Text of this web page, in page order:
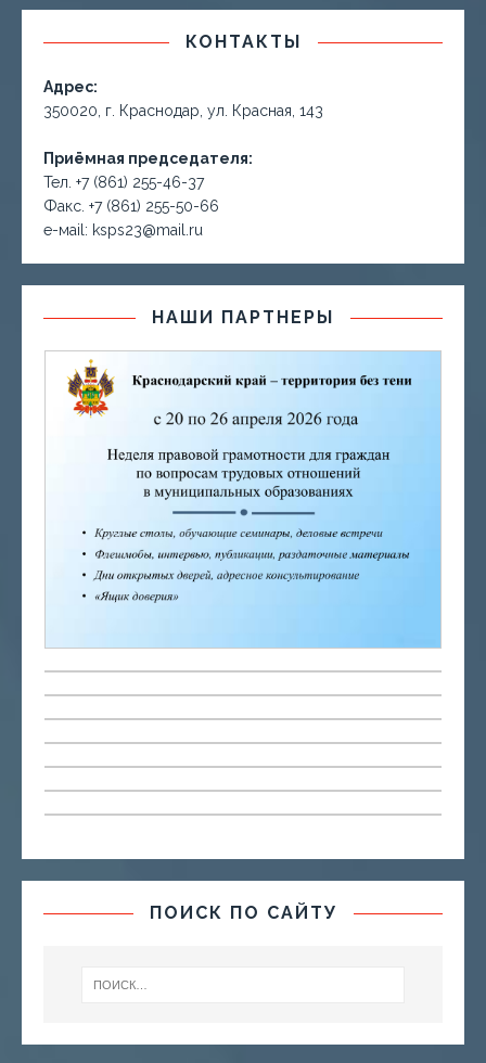
КОНТАКТЫ
Адрес:
350020, г. Краснодар, ул. Красная, 143
Приёмная председателя:
Тел. +7 (861) 255-46-37
Факс. +7 (861) 255-50-66
е-маil: ksps23@mail.ru
НАШИ ПАРТНЕРЫ
ПОИСК ПО САЙТУ